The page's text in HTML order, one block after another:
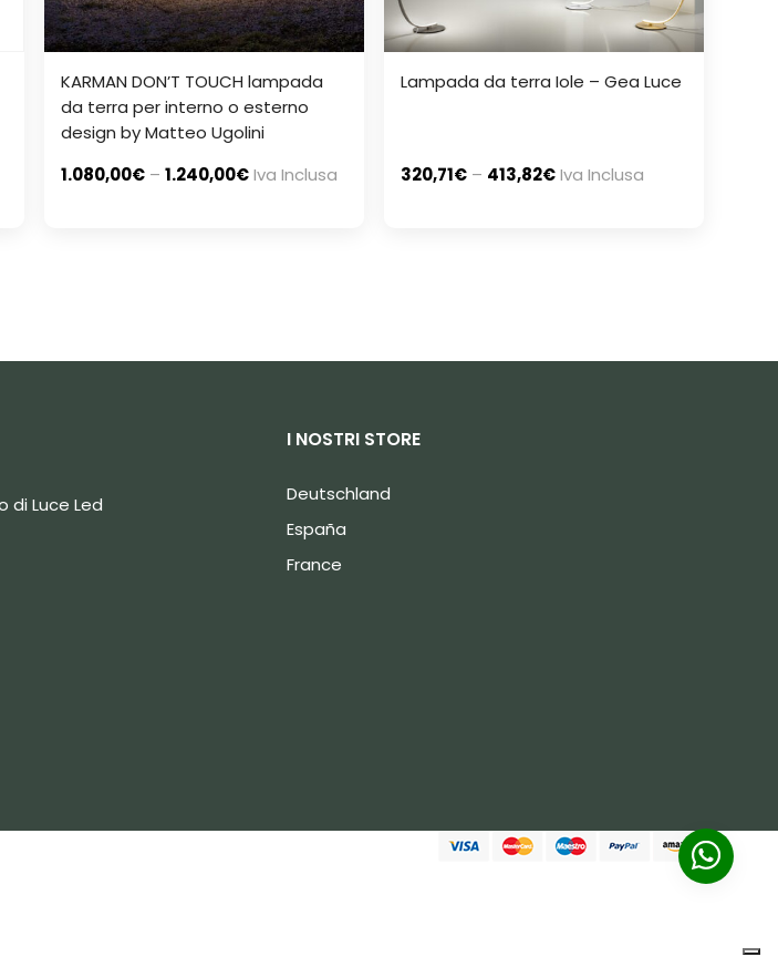
KARMAN DON’T TOUCH lampada
da terra per interno o esterno
design by Matteo Ugolini
1.080,00€ –1.240,00€Iva Inclusa
Lampada da terra Iole – Gea Luce
320,71€ – 413,82€Iva Inclusa
di Luce Led
I NOSTRI STORE
Deutschland
España
France